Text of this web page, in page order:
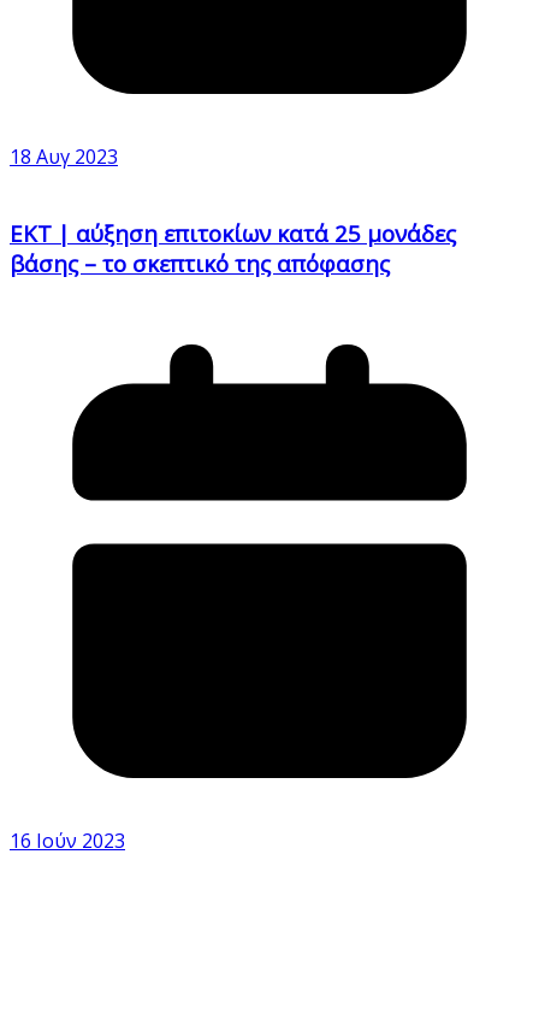
18 Αυγ 2023
ΕΚΤ | αύξηση επιτοκίων κατά 25 μονάδες
βάσης – το σκεπτικό της απόφασης
16 Ιούν 2023